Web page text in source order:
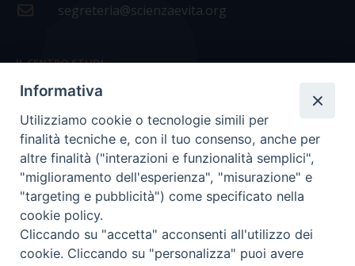
segreteria@scienzaevita.org
IL CENTRO STUDI
La nostra storia
Statuto
Presidenza e ufficio presidenza
Consiglio scientifico
Coordinamento nazionale
Informativa
Utilizziamo cookie o tecnologie simili per
finalità tecniche e, con il tuo consenso, anche per
altre finalità ("interazioni e funzionalità semplici",
"miglioramento dell'esperienza", "misurazione" e
"targeting e pubblicità") come specificato nella
cookie policy.
Cliccando su "accetta" acconsenti all'utilizzo dei
cookie. Cliccando su "personalizza" puoi avere